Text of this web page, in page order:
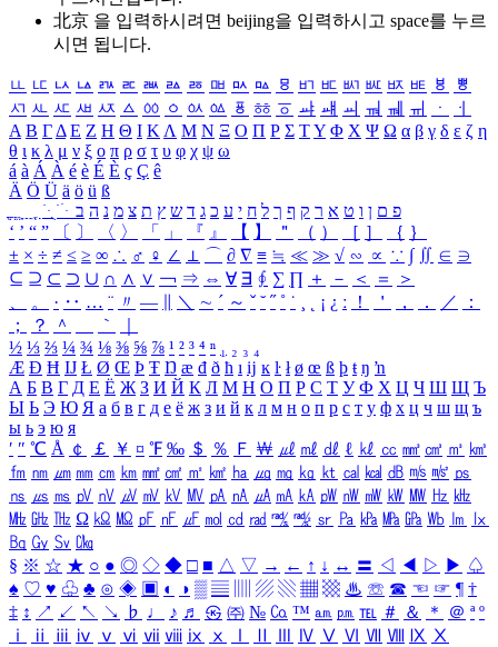
北京 을 입력하시려면 beijing을 입력하시고 space를 누르
시면 됩니다.
ㅥ ㅦ ㅧ ㅨ ㅩ ㅪ ㅫ ㅬ ㅭ ㅮ ㅯ ㅰ ㅱ ㅲ ㅳ ㅴ ㅵ ㅶ ㅷ ㅸ
ㅹ
ㅺ ㅻ ㅼ ㅽ ㅾ ㅿ ㆀ ㆁ ㆂ ㆃ ㆄ ㆅ ㆆ ㆇ ㆈ ㆉ ㆊ ㆋ ㆌ ㆍ
ㆎ
Α Β ΓΔ Ε Ζ Η Θ Ι ΚΛ Μ Ν Ξ Ο Π Ρ Σ ΤΥ Φ Χ Ψ Ω α β γ δ ε ζ η
θ ι κ λ μ ν ξ ο π ρ σ τ υ φ χ ψ ω
á à Á À é è É È ç Ç ê
Ä Ö Ü ä ö ü ß
ִֶֹ ֻּ ׁׂ פ ם ן ו ט א ר ק ף ך ל ח י ע כ ג ד ש ץ ת צ מ נ ה ב
‘ ’ “ ” 〔 〕 〈 〉 「 」 『 』 【 】 ＂ （ ） ［ ］ ｛ ｝
± × ÷ ≠ ≤ ≥ ∞ ∴ ♂ ♀ ∠ ⊥ ⌒ ∂ ∇ ≡ ≒ ≪ ≫ √ ∽ ∝ ∵ ∫ ∬ ∈ ∋
⊆ ⊇ ⊂ ⊃ ∪ ∩ ∧ ∨ ￢ ⇒ ⇔ ∀ ∃ ∮ ∑ ∏ ＋ － ＜ ＝
＞
、
。 · ‥ … ¨ 〃 ― ＼ ∼ ´ ～ ˇ ˘ ˝ ˚ ˙ ¸ ¡ ¿ ː ！ ＇ ， ． ／
：
；
？ ＾ ｀
½ ⅓ ⅔ ¼ ¾ ⅛ ⅜ ⅝ ⅞ ¹ ² ³ ⁴ ⁿ ₁ ₂ ₃ ₄
Æ Ð Ħ Ĳ Ł Ø Œ Þ Ŧ Ŋ æ đ ð ħ ı ĳ ĸ ŀ ł ø œ ß þ ŧ ŋ ŉ
А Б В Г Д Е Ё Ж З И Й К Л М Н О П Р С Т У Ф Х Ц Ч Ш Щ Ъ
Ы Ь Э Ю Я а б в г д е ё ж з и й к л м н о п р с т у ф х ц ч ш щ ъ
ы ь э ю я
′ ″ ℃ Å ￠ ￡ ￥ ¤ ℉ ‰ ＄ ％ Ｆ ￦ ㎕ ㎖ ㎗ ℓ ㎘ ㏄ ㎣ ㎤ ㎥ ㎦
㎙ ㎚ ㎛ ㎜ ㎝ ㎞ ㎟ ㎠ ㎡ ㎢ ㏊ ㎍ ㎎ ㎏ ㏏ ㎈ ㎉ ㏈ ㎧ ㎨ ㎰
㎱ ㎲ ㎳ ㎴ ㎵ ㎶ ㎷ ㎸ ㎹ ㎀ ㎁ ㎂ ㎃ ㎄ ㎺ ㎻ ㎽ ㎾ ㎿ ㎐ ㎑
㎒ ㎓ ㎔ Ω ㏀ ㏁ ㎊ ㎋ ㎌ ㏖ ㏅ ㎭ ㎮ ㎯ ㏛ ㎩ ㎪ ㎫ ㎬ ㏝ ㏐
㏓
㏃ ㏉ ㏜ ㏆
§ ※ ☆ ★ ○ ● ◎ ◇ ◆ □ ■ △ ▽ → ← ↑ ↓ ↔ 〓 ◁ ◀ ▷ ▶ ♤
♠ ♡ ♥ ♧ ♣ ⊙ ◈ ▣ ◐ ◑ ▒ ▤ ▨ ▧ ▦ ▩ ♨ ☏ ☎ ☜ ☞ ¶ †
‡ ↕ ↗ ↙ ↖ ↘ ♭ ♩ ♪ ♬ ㉿ ㈜ № ㏇ ™ ㏂ ㏘ ℡ ＃ ＆ ＊ ＠ ª º
ⅰ
ⅱ ⅲ ⅳ ⅴ ⅵ ⅶ ⅷ ⅸ ⅹ Ⅳ Ⅴ Ⅵ Ⅶ Ⅷ Ⅸ Ⅹ